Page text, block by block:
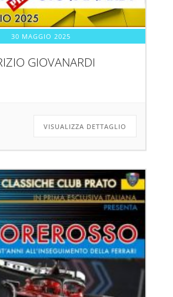
30 MAGGIO 2025
GIOVANARDI
VISUALIZZA DETTAGLIO